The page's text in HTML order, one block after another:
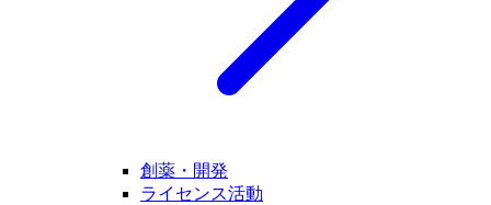
創薬・開発
ライセンス活動